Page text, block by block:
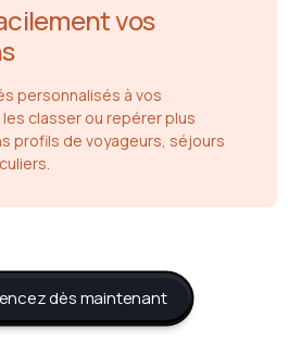
vos
personnalisés à vos
classer ou repérer plus
profils de voyageurs, séjours
dès maintenant